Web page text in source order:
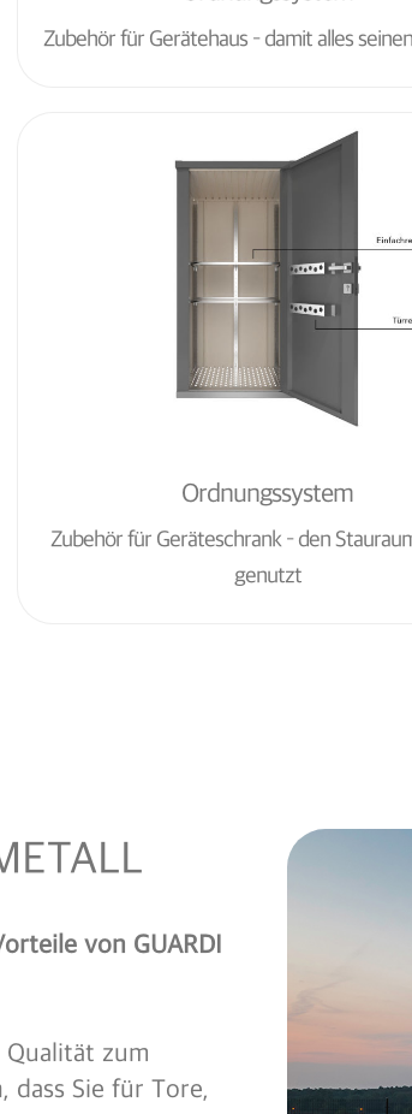
Zubehör für Gerätehaus – damit alles
Ordnungssystem
Zubehör für Geräteschrank – den
genutzt
von GUARDI
Qualität zum
dass Sie für Tore,